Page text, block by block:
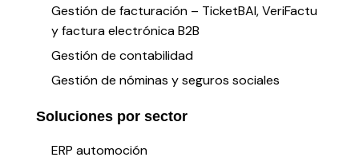
Gestión de facturación – TicketBAI, VeriFactu
y factura electrónica B2B
Gestión de contabilidad
Gestión de nóminas y seguros sociales
Soluciones por sector
ERP automoción